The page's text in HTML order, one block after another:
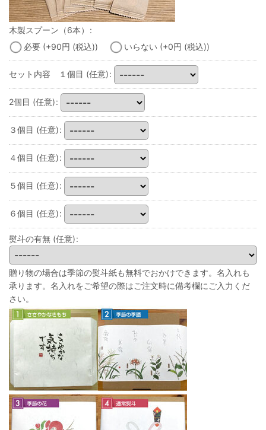
木製スプーン（6本）
:
必要 (+90円 (税込)) いらない (+0円 (税込))
セット内容 １個目 (任意):
2個目 (任意):
３個目 (任意):
４個目 (任意):
５個目 (任意):
６個目 (任意):
熨斗の有無 (任意):
贈り物の場合は季節の熨斗紙も無料でおかけできます。名入れも
承ります。名入れをご希望の際はご注文時に備考欄にご入力くだ
さい。